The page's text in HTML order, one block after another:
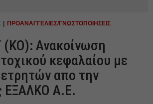
ΠΡΟΑΝΑΓΓΕΛΙΕΣ/ΓΝΩΣΤΟΠΟΙΗΣΕΙΣ
Ανακοίνωση
κεφαλαίου με
απο την
ΕΞΑΛΚΟ Α.Ε.